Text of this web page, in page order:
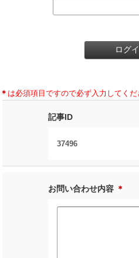
＊ は必須項目ですので必ず入力してくだ
記事ID
37496
お問い合わせ内容 ＊